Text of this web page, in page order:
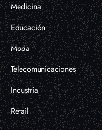
Medicina
Educación
Moda
Telecomunicaciones
Industria
Retail